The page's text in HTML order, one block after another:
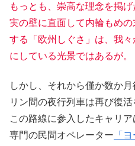
もっとも、崇高な理念を掲
実の壁に直面して内輪もめ
する「欧州しぐさ」は、我
にしている光景ではあるが。
しかし、それから僅か数か
リン間の夜行列車は再び復活
この路線に参入したキャリ
専門の民間オペレーター 「